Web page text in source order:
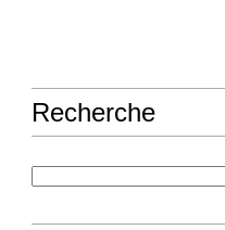
Recherche